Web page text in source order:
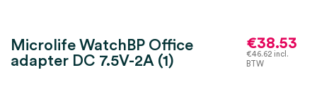
Microlife WatchBP Office
adapter DC 7.5V-2A (1)
€38.53
€46.62 incl.
BTW